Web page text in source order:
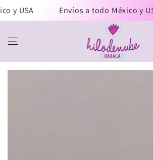
IR AL
CONTENIDO
y USA Envíos a todo México y USA